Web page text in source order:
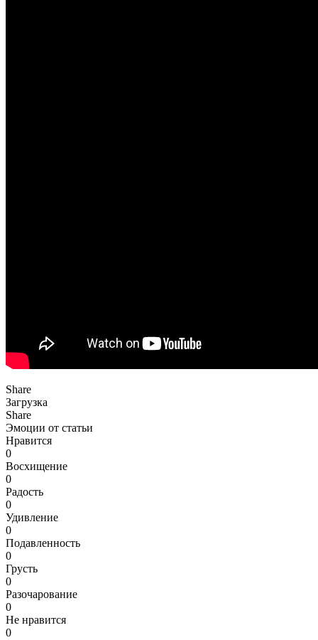
Share
Загрузка
Share
Эмоции от статьи
Нравится
0
Восхищение
0
Радость
0
Удивление
0
Подавленность
0
Грусть
0
Разочарование
0
Не нравится
0